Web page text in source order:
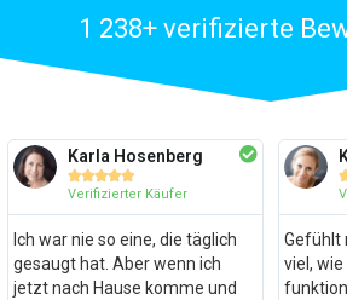
1 238+ verifizierte
Karla Hosenberg

Verifizierter Käufer
Ich war nie so eine, die täglich
gesaugt hat. Aber wenn ich
jetzt nach Hause komme und
Gefühlt
viel, wie